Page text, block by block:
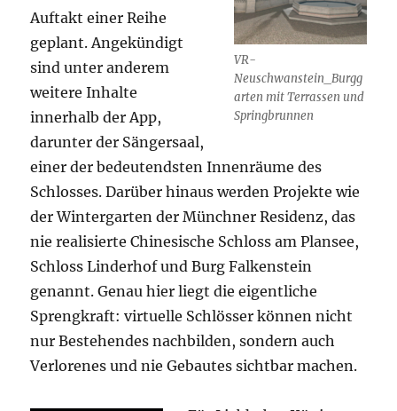
VR-
Neuschwanstein_Burgg
arten mit Terrassen und
Springbrunnen
Auftakt einer Reihe
geplant. Angekündigt
sind unter anderem
weitere Inhalte
innerhalb der App,
darunter der Sängersaal,
einer der bedeutendsten Innenräume des
Schlosses. Darüber hinaus werden Projekte wie
der Wintergarten der Münchner Residenz, das
nie realisierte Chinesische Schloss am Plansee,
Schloss Linderhof und Burg Falkenstein
genannt. Genau hier liegt die eigentliche
Sprengkraft: virtuelle Schlösser können nicht
nur Bestehendes nachbilden, sondern auch
Verlorenes und nie Gebautes sichtbar machen.